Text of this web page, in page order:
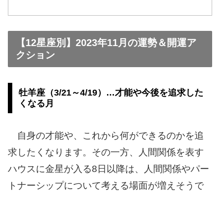
【12星座別】2023年11月の運勢＆開運ア
クション
牡羊座（3/21～4/19）…才能や今後を追求した
くなる月
自身の才能や、これから何ができるのかを追
求したくなります。その一方、人間関係を表す
ハウスに金星が入る8日以降は、人間関係やパー
トナーシップについて考える場面が増えそうで